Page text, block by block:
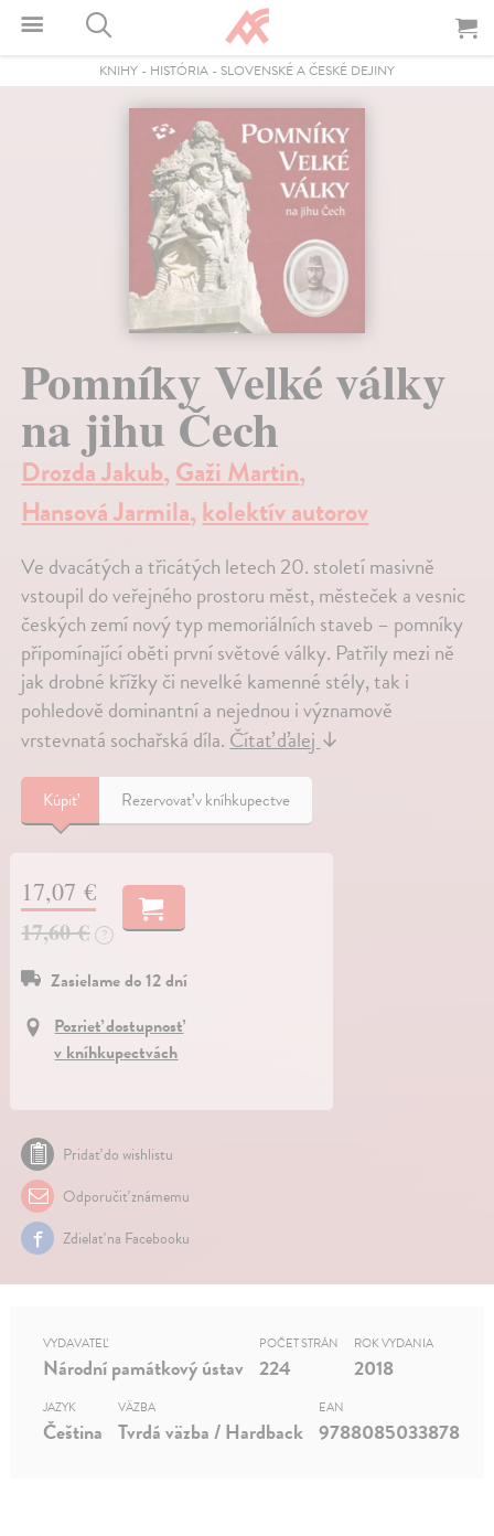
KNIHY - HISTÓRIA - SLOVENSKÉ A ČESKÉ DEJINY
Pomníky Velké války
na jihu Čech
Drozda Jakub,Gaži Martin,
Hansová Jarmila,kolektív autorov
Ve dvacátých a třicátých letech 20. století masivně
vstoupil do veřejného prostoru měst, městeček a vesnic
českých zemí nový typ memoriálních staveb – pomníky
připomínající oběti první světové války. Patřily mezi ně
jak drobné křížky či nevelké kamenné stély, tak i
pohledově dominantní a nejednou i významově
vrstevnatá sochařská díla.Čítať ďalej↓
Kúpiť Rezervovať v kníhkupectve
17,07 €
17,60 €
?
Zasielame do 12 dní
Pozrieť dostupnosť
v kníhkupectvách
Pridať do wishlistu
Odporučiť známemu
Zdielať na Facebooku
VYDAVATEĽ
Národní památkový ústav
POČET STRÁN
224
ROK VYDANIA
2018
JAZYK
Čeština
VÄZBA
Tvrdá väzba / Hardback
EAN
9788085033878